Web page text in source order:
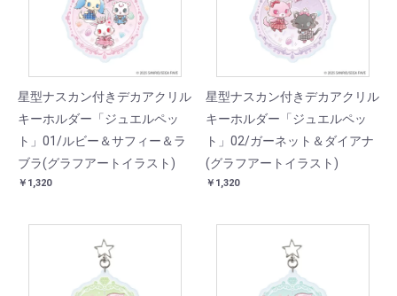
星型ナスカン付きデカアクリル
キーホルダー「ジュエルペッ
ト」01/ルビー＆サフィー＆ラ
ブラ(グラフアートイラスト)
￥1,320
星型ナスカン付きデカアクリル
キーホルダー「ジュエルペッ
ト」02/ガーネット＆ダイアナ
(グラフアートイラスト)
￥1,320